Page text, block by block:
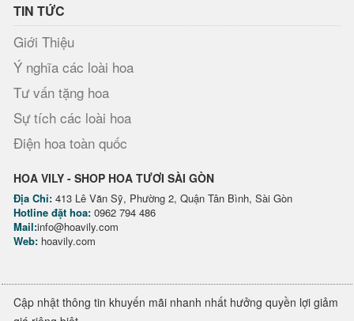
TIN TỨC
Giới Thiệu
Ý nghĩa các loài hoa
Tư vấn tặng hoa
Sự tích các loài hoa
Điện hoa toàn quốc
HOA VILY - SHOP HOA TƯƠI SÀI GÒN
Địa Chỉ: 413 Lê Văn Sỹ, Phường 2, Quận Tân Bình, Sài Gòn
Hotline đặt hoa: 0962 794 486
Mail:info@hoavily.com
Web: hoavily.com
Cập nhật thông tin khuyến mãi nhanh nhất hưởng quyền lợi giảm